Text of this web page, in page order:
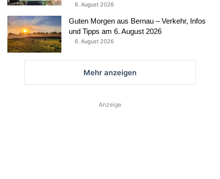
6. August 2026
Guten Morgen aus Bernau – Verkehr, Infos
und Tipps am 6. August 2026
6. August 2026
Mehr anzeigen
Anzeige